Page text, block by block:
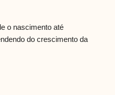
o nascimento até
do crescimento da